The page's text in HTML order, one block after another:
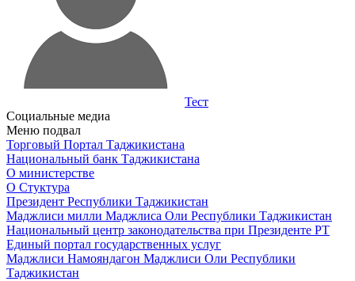
Тест
Социальные медиа
Меню подвал
Торговый Портал Таджикистана
Национальный банк Таджикистана
О министерстве
О Стуктура
Президент Республики Таджикистан
Маджлиси милли Маджлиса Оли Республики Таджикистан
Национальный центр законодательства при Президенте РТ
Единый портал государственных услуг
Маджлиси Намояндагон Маджлиси Оли Республики
Таджикистан